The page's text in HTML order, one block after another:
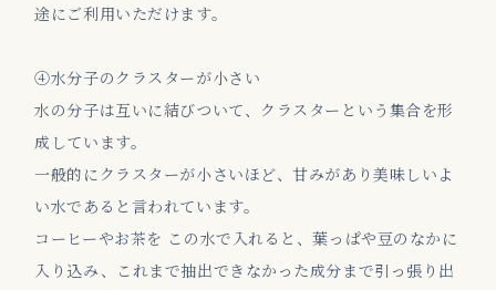
途にご利用いただけます。
④水分子のクラスターが小さい
水の分子は互いに結びついて、クラスターという集合を形
成しています。
一般的にクラスターが小さいほど、甘みがあり美味しいよ
い水であると言われています。
コーヒーやお茶を この水で入れると、葉っぱや豆のなかに
入り込み、これまで抽出できなかった成分まで引っ張り出